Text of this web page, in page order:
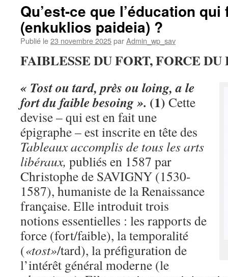
Qu’est-ce que l’éducation
(enkuklios paideia) ?
Publié le23 novembre 2025parAdmin_wp_sav
FAIBLESSE DU FORT, FORCE
« Tost ou tard, près ou loing, a le
fort du faible besoing ». (1) Cette
devise – qui est en fait une
épigraphe – est inscrite en tête des
Tableaux accomplis de tous les arts
libéraux, publiés en 1587 par
Christophe de SAVIGNY (1530-
1587), humaniste de la Renaissance
française. Elle introduit trois
notions essentielles : les rapports de
force (fort/faible), la temporalité
(«tost»/tard), la préfiguration de
l’intérêt général moderne (le